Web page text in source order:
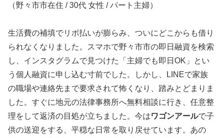
（野々市市在住 / 30代 女性 / パート主婦）
生活費の補填でリボ払いが膨らみ、ついにどこからも借り
られなくなりました。スマホで野々市市の即日融資を検索
し、インスタグラムで見つけた「主婦でも即日OK」とい
う個人融資に申し込む寸前でした。しかし、LINEで家族
の職場や連絡先まで要求されて怖くなり、踏みとどまりま
した。すぐに地元の法律事務所へ無料相談に行き、任意整
理をして返済の目処が立ちました。今はワゴンアールで子
供の送迎をする、平穏な日常を取り戻せています。あの